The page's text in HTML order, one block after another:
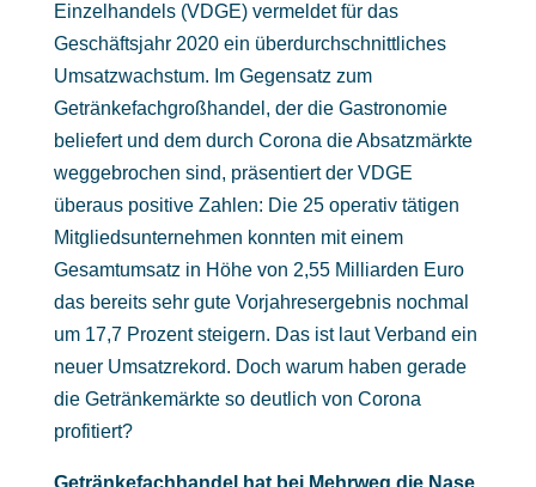
Einzelhandels (VDGE) vermeldet für das
Geschäftsjahr 2020 ein überdurchschnittliches
Umsatzwachstum. Im Gegensatz zum
Getränkefachgroßhandel, der die Gastronomie
beliefert und dem durch Corona die Absatzmärkte
weggebrochen sind, präsentiert der VDGE
überaus positive Zahlen: Die 25 operativ tätigen
Mitgliedsunternehmen konnten mit einem
Gesamtumsatz in Höhe von 2,55 Milliarden Euro
das bereits sehr gute Vorjahresergebnis nochmal
um 17,7 Prozent steigern. Das ist laut Verband ein
neuer Umsatzrekord. Doch warum haben gerade
die Getränkemärkte so deutlich von Corona
profitiert?
Getränkefachhandel hat bei Mehrweg die Nase